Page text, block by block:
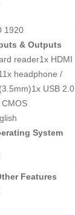
1920 x 1080 FHD
& Outputs
reader1x HDMI
headphone /
USB 2.0
System
Features